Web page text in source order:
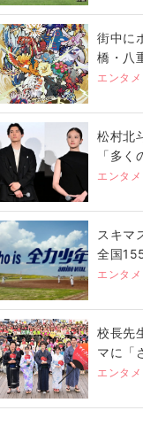
街中に
橋・八
エンタメ
松村北
「多く
エンタメ
スキマ
全国
エンタメ
校長先
マに「
エンタメ